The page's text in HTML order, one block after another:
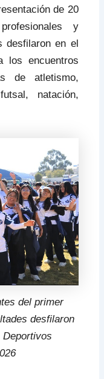
de 20
y
desfilaron en el
los encuentros
de atletismo,
natación,
del primer
desfilaron